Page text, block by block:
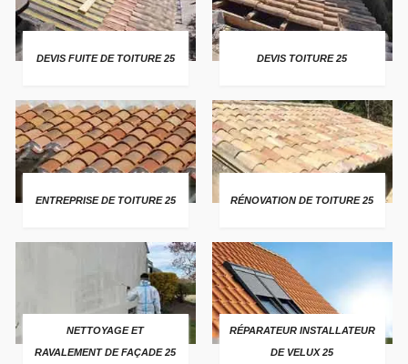
DEVIS FUITE DE TOITURE 25 DEVIS TOITURE 25
ENTREPRISE DE TOITURE 25 RÉNOVATION DE TOITURE 25
NETTOYAGE ET
RAVALEMENT DE FAÇADE 25
RÉPARATEUR INSTALLATEUR
DE VELUX 25